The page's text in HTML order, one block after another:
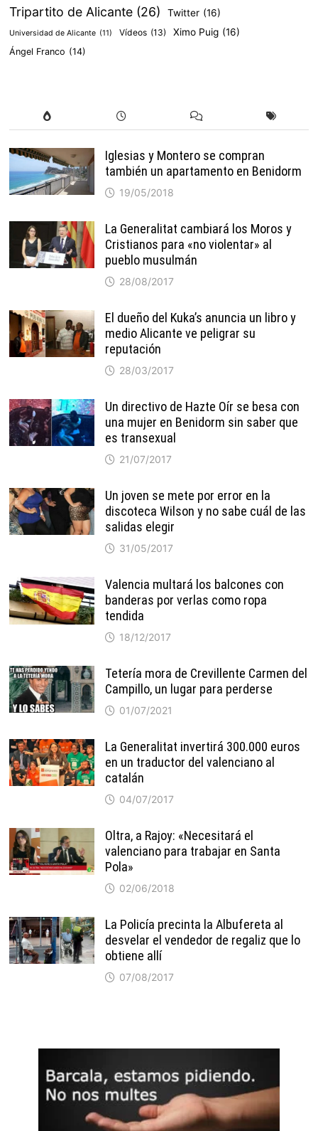
Tripartito de Alicante (26) Twitter (16)
Universidad de Alicante (11) Vídeos (13) Ximo Puig (16)
Ángel Franco (14)
Iglesias y Montero se compran
también un apartamento en Benidorm
19/05/2018
La Generalitat cambiará los Moros y
Cristianos para «no violentar» al
pueblo musulmán
28/08/2017
El dueño del Kuka’s anuncia un libro y
medio Alicante ve peligrar su
reputación
28/03/2017
Un directivo de Hazte Oír se besa con
una mujer en Benidorm sin saber que
es transexual
21/07/2017
Un joven se mete por error en la
discoteca Wilson y no sabe cuál de las
salidas elegir
31/05/2017
Valencia multará los balcones con
banderas por verlas como ropa
tendida
18/12/2017
Tetería mora de Crevillente Carmen del
Campillo, un lugar para perderse
01/07/2021
La Generalitat invertirá 300.000 euros
en un traductor del valenciano al
catalán
04/07/2017
Oltra, a Rajoy: «Necesitará el
valenciano para trabajar en Santa
Pola»
02/06/2018
La Policía precinta la Albufereta al
desvelar el vendedor de regaliz que lo
obtiene allí
07/08/2017